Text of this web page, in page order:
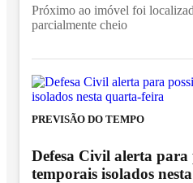
Próximo ao imóvel foi
parcialmente cheio
PREVISÃO DO TEMPO
Defesa Civil alerta para
temporais isolados